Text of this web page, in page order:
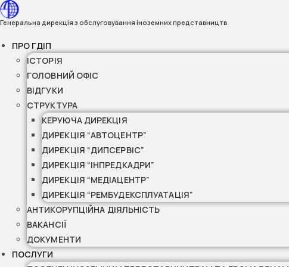
Перейти
до
Генеральна дирекція з обслуговування іноземних представництв
ПРО ГДІП
ІСТОРІЯ
ГОЛОВНИЙ ОФІС
ВІДГУКИ
СТРУКТУРА
КЕРУЮЧА ДИРЕКЦІЯ
ДИРЕКЦІЯ “АВТОЦЕНТР”
ДИРЕКЦІЯ “ДИПСЕРВІС”
ДИРЕКЦІЯ “ІНПРЕДКАДРИ”
ДИРЕКЦІЯ “МЕДІАЦЕНТР”
ДИРЕКЦІЯ “РЕМБУДЕКСПЛУАТАЦІЯ”
АНТИКОРУПЦІЙНА ДІЯЛЬНІСТЬ
ВАКАНСІЇ
ДОКУМЕНТИ
ПОСЛУГИ